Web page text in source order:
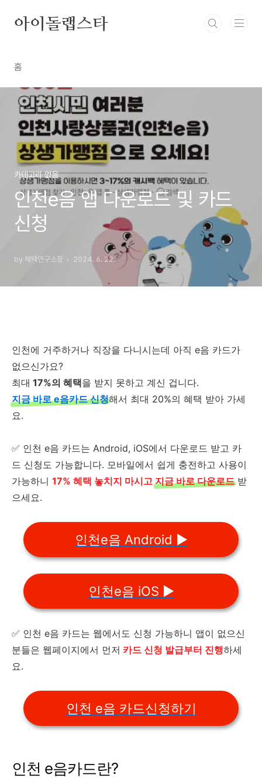
아이돌랩스타
홈
카테고리 없음
인천e음 앱 다운로드 및 카드
신청
by 혜택연구소장 2024. 6. 22.
인천에 거주하거나 직장을 다니시는데 아직 e음 카드가
없으신가요?
최대 17%의 혜택을 받지 못하고 계신 겁니다.
지금 바로 e음카드 신청해서 최대 20%의 혜택 받아 가세
요.
✅ 인천 e음 카드는 Android, iOS에서 다운로드 받고 카
드 신청도 가능합니다. 모바일에서 쉽게 충전하고 사용이
가능하니 17% 혜택 놓치지 마시고지금 바로 다운로드받
으세요.
인천e음 Android ▶️
인천e음 iOS ▶️
✅ 인천 e음 카드는 웹에서도 신청 가능하니 앱이 없으신
분들은 웹페이지에서 먼저 카드 신청 발급부터 진행하세
요.
인천 e음 카드신청하기
인천 e음카드란?